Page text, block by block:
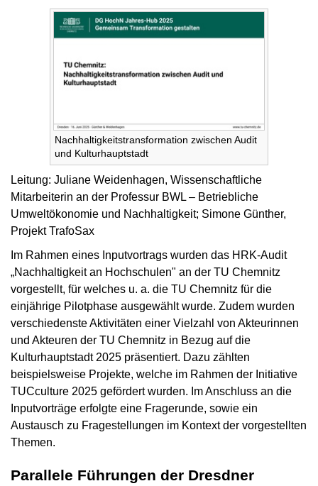
Nachhaltigkeitstransformation zwischen Audit
und Kulturhauptstadt
Leitung: Juliane Weidenhagen, Wissenschaftliche
Mitarbeiterin an der Professur BWL – Betriebliche
Umweltökonomie und Nachhaltigkeit; Simone Günther,
Projekt TrafoSax
Im Rahmen eines Inputvortrags wurden das HRK-Audit
„Nachhaltigkeit an Hochschulen" an der TU Chemnitz
vorgestellt, für welches u. a. die TU Chemnitz für die
einjährige Pilotphase ausgewählt wurde. Zudem wurden
verschiedenste Aktivitäten einer Vielzahl von Akteurinnen
und Akteuren der TU Chemnitz in Bezug auf die
Kulturhauptstadt 2025 präsentiert. Dazu zählten
beispielsweise Projekte, welche im Rahmen der Initiative
TUCculture 2025 gefördert wurden. Im Anschluss an die
Inputvorträge erfolgte eine Fragerunde, sowie ein
Austausch zu Fragestellungen im Kontext der vorgestellten
Themen.
Parallele Führungen der Dresdner